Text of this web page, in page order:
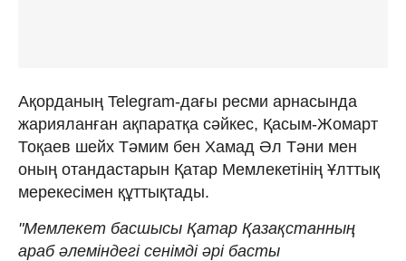
Ақорданың Telegram-дағы ресми арнасында
жарияланған ақпаратқа сәйкес, Қасым-Жомарт
Тоқаев шейх Тәмим бен Хамад Әл Тәни мен
оның отандастарын Қатар Мемлекетінің Ұлттық
мерекесімен құттықтады.
"Мемлекет басшысы Қатар Қазақстанның
араб әлеміндегі сенімді әрі басты